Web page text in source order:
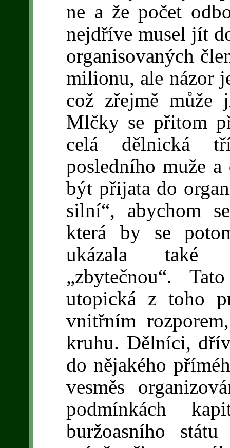
ne a že počet
nejdříve musel jít
organisovaných
milionu, ale názor
což zřejmě může
Mlčky se přitom
celá dělnická
posledního muže
být přijata do
silní“, abychom
která by se
ukázala také
„zbytečnou“.
utopická z toho
vnitřním
kruhu. Dělníci,
do nějakého
vesměs
podmínkách
buržoasního